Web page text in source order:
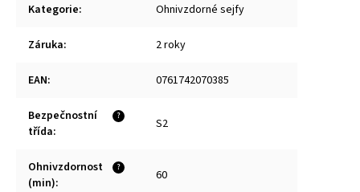
Kategorie: Ohnivzdorné sejfy
Záruka: 2 roky
EAN: 0761742070385
?
Bezpečnostní
třída: S2
?
Ohnivzdornost
(min): 60